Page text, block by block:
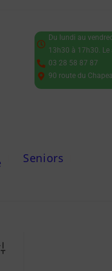
Du lundi au
13h30 à 17h30.
03 28 58 87 87
90 route du
Seniors
Search